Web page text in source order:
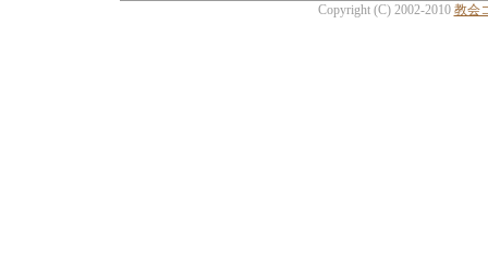
Copyright (C) 2002-2010 教会